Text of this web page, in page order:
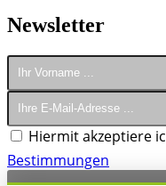
Newsletter
Hiermit akzeptiere
Bestimmungen